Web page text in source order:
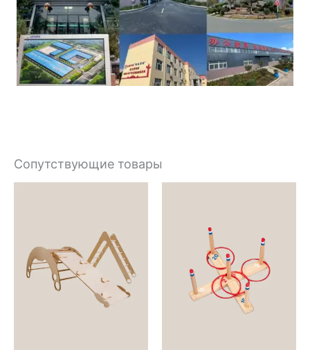
Сопутствующие товары